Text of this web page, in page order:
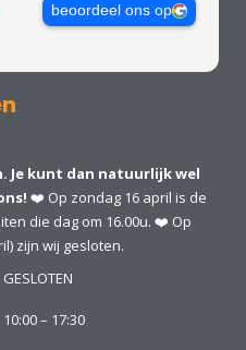
beoordeel ons op
Je kunt dan natuurlijk wel
❤️ Op zondag 16 april is de
die dag om 16.00u. ❤️ Op
zijn wij gesloten.
GESLOTEN
10:00 – 17:30